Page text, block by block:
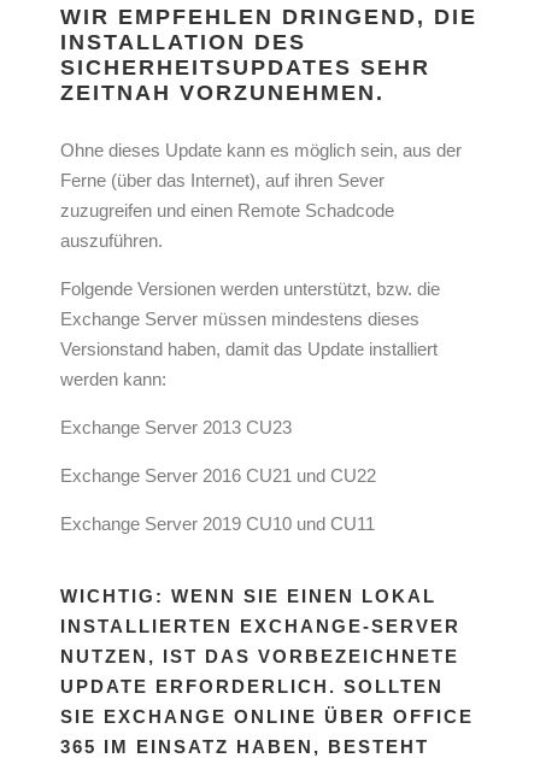
WIR EMPFEHLEN DRINGEND, DIE
INSTALLATION DES
SICHERHEITSUPDATES SEHR
ZEITNAH VORZUNEHMEN.
Ohne dieses Update kann es möglich sein, aus der
Ferne (über das Internet), auf ihren Sever
zuzugreifen und einen Remote Schadcode
auszuführen.
Folgende Versionen werden unterstützt, bzw. die
Exchange Server müssen mindestens dieses
Versionstand haben, damit das Update installiert
werden kann:
Exchange Server 2013 CU23
Exchange Server 2016 CU21 und CU22
Exchange Server 2019 CU10 und CU11
WICHTIG: WENN SIE EINEN LOKAL
INSTALLIERTEN EXCHANGE-SERVER
NUTZEN, IST DAS VORBEZEICHNETE
UPDATE ERFORDERLICH. SOLLTEN
SIE EXCHANGE ONLINE ÜBER OFFICE
365 IM EINSATZ HABEN, BESTEHT